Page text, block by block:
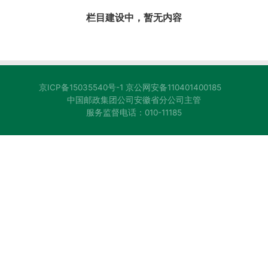
栏目建设中，暂无内容
京ICP备15035540号-1 京公网安备110401400185
中国邮政集团公司安徽省分公司主管
服务监督电话：010-11185